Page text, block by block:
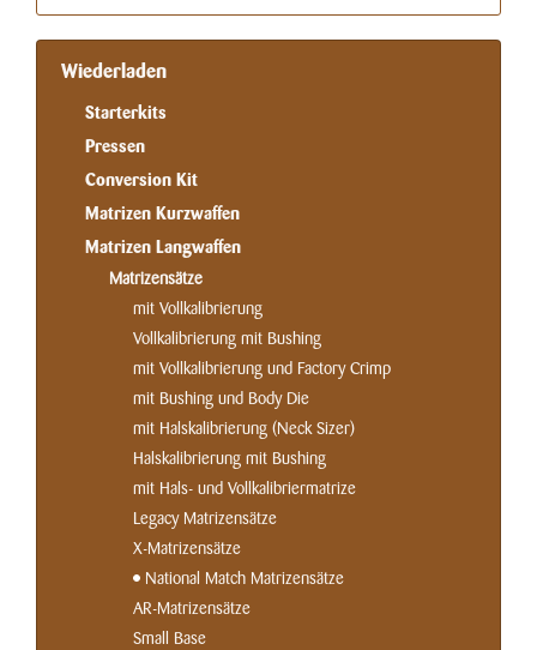
Wiederladen
Starterkits
Pressen
Conversion Kit
Matrizen Kurzwaffen
Matrizen Langwaffen
Matrizensätze
mit Vollkalibrierung
Vollkalibrierung mit Bushing
mit Vollkalibrierung und Factory Crimp
mit Bushing und Body Die
mit Halskalibrierung (Neck Sizer)
Halskalibrierung mit Bushing
mit Hals- und Vollkalibriermatrize
Legacy Matrizensätze
X-Matrizensätze
National Match Matrizensätze
AR-Matrizensätze
Small Base